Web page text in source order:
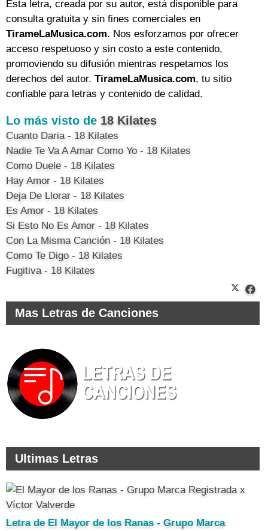
Esta letra, creada por su autor, está disponible para
consulta gratuita y sin fines comerciales en
TirameLaMusica.com. Nos esforzamos por ofrecer
acceso respetuoso y sin costo a este contenido,
promoviendo su difusión mientras respetamos los
derechos del autor. TirameLaMusica.com, tu sitio
confiable para letras y contenido de calidad.
Lo más visto de 18 Kilates
Cuanto Daria - 18 Kilates
Nadie Te Va A Amar Como Yo - 18 Kilates
Como Duele - 18 Kilates
Hay Amor - 18 Kilates
Deja De Llorar - 18 Kilates
Es Amor - 18 Kilates
Si Esto No Es Amor - 18 Kilates
Con La Misma Canción - 18 Kilates
Como Te Digo - 18 Kilates
Fugitiva - 18 Kilates
Mas Letras de Canciones
Ultimas Letras
Letra de El Mayor de los Ranas - Grupo Marca